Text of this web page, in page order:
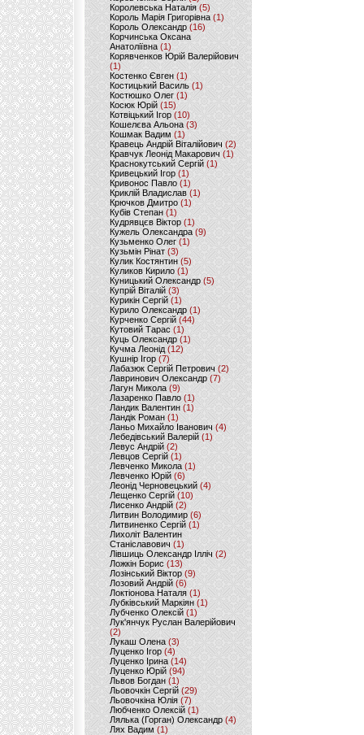
Королевська Наталія(5)
Король Марія Григорівна (1)
Король Олександр (16)
Корчинська Оксана
Анатоліївна (1)
Корявченков Юрій Валерійович
(1)
Костенко Євген (1)
Костицький Василь (1)
Костюшко Олег (1)
Косюк Юрій (15)
Котвіцький Ігор (10)
Кошелєва Альона(3)
Кошмак Вадим (1)
Кравець Андрій Віталійович (2)
Кравчук Леонід Макарович (1)
Краснокутський Сергій (1)
Кривецький Ігор (1)
Кривонос Павло (1)
Криклій Владислав (1)
Крючков Дмитро(1)
Кубів Степан(1)
Кудрявцєв Віктор (1)
Кужель Олександра (9)
Кузьменко Олег (1)
Кузьмін Рінат(3)
Кулик Костянтин(5)
Куликов Кирило (1)
Куницький Олександр (5)
Купрій Віталій (3)
Курикін Сергій(1)
Курило Олександр (1)
Курченко Сергій (44)
Кутовий Тарас (1)
Куць Олександр (1)
Кучма Леонід (12)
Кушнір Ігор(7)
Лабазюк Сергій Петрович (2)
Лавринович Олександр(7)
Лагун Микола(9)
Лазаренко Павло (1)
Ландик Валентин (1)
Ландік Роман (1)
Ланьо Михайло Іванович(4)
Лебедівський Валерій(1)
Левус Андрій(2)
Левцов Сергій (1)
Левченко Микола (1)
Левченко Юрій (6)
Леонід Черновецький (4)
Лещенко Сергій (10)
Лисенко Андрій (2)
Литвин Володимир (6)
Литвиненко Сергій (1)
Лихоліт Валентин
Станіславович (1)
Лівшиць Олександр Ілліч (2)
Ложкін Борис(13)
Лозінський Віктор(9)
Лозовий Андрій (6)
Локтіонова Наталя (1)
Лубківський Маркіян(1)
Лубченко Олексій (1)
Лук'янчук Руслан Валерійович
(2)
Лукаш Олена (3)
Луценко Ігор (4)
Луценко Ірина (14)
Луценко Юрій (94)
Львов Богдан (1)
Льовочкін Сергій (29)
Льовочкіна Юлія(7)
Любченко Олексій(1)
Лялька (Горган) Олександр(4)
Лях Вадим (1)